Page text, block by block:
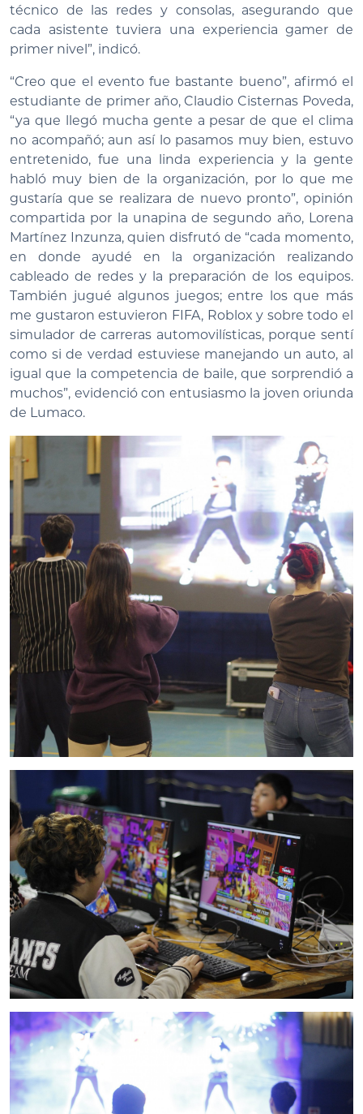
técnico de las redes y consolas, asegurando que
cada asistente tuviera una experiencia gamer de
primer nivel”, indicó.
“Creo que el evento fue bastante bueno”, afirmó el
estudiante de primer año, Claudio Cisternas Poveda,
“ya que llegó mucha gente a pesar de que el clima
no acompañó; aun así lo pasamos muy bien, estuvo
entretenido, fue una linda experiencia y la gente
habló muy bien de la organización, por lo que me
gustaría que se realizara de nuevo pronto”, opinión
compartida por la unapina de segundo año, Lorena
Martínez Inzunza, quien disfrutó de “cada momento,
en donde ayudé en la organización realizando
cableado de redes y la preparación de los equipos.
También jugué algunos juegos; entre los que más
me gustaron estuvieron FIFA, Roblox y sobre todo el
simulador de carreras automovilísticas, porque sentí
como si de verdad estuviese manejando un auto, al
igual que la competencia de baile, que sorprendió a
muchos”, evidenció con entusiasmo la joven oriunda
de Lumaco.